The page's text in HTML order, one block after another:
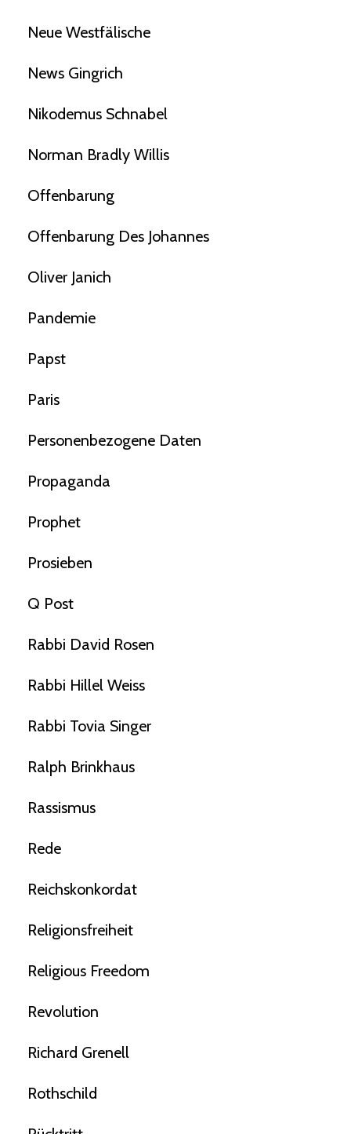
Neue Westfälische
News Gingrich
Nikodemus Schnabel
Norman Bradly Willis
Offenbarung
Offenbarung Des Johannes
Oliver Janich
Pandemie
Papst
Paris
Personenbezogene Daten
Propaganda
Prophet
Prosieben
Q Post
Rabbi David Rosen
Rabbi Hillel Weiss
Rabbi Tovia Singer
Ralph Brinkhaus
Rassismus
Rede
Reichskonkordat
Religionsfreiheit
Religious Freedom
Revolution
Richard Grenell
Rothschild